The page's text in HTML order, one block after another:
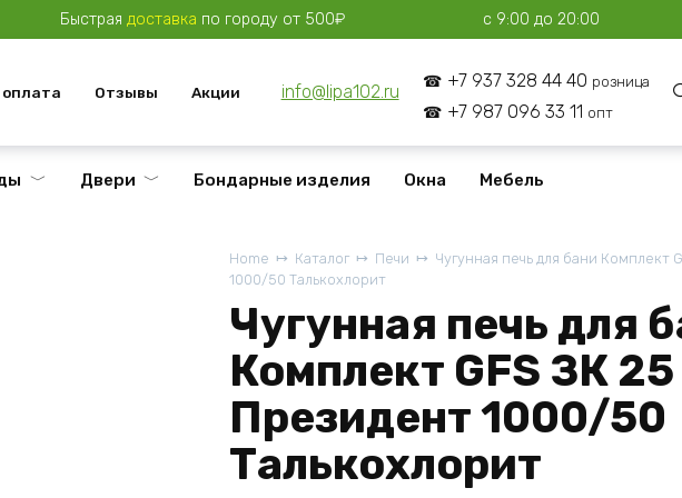
Быстрая доставка по городу от 500₽ с 9:00 до 20:00
Отзывы Акции info@lipa102.ru
+7 937 328 44 40 розница
+7 987 096 33 11 опт
Двери Бондарные изделия Окна Мебель
Home Каталог Печи
Чугунная печь для бани Комплект
1000/50 Талькохлорит
Чугунная печь для
Комплект GFS ЗК
Президент 1000/50
Талькохлорит